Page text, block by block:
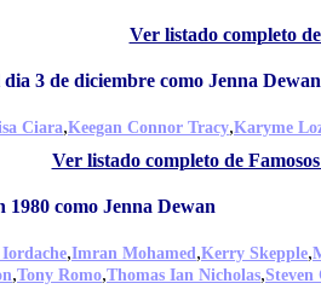
Ver listado completo
3 de diciembre como Jenna Dewan
Ciara,Keegan Connor Tracy,Karyme
Ver listado completo de
1980 como Jenna Dewan
,Imran Mohamed,Kerry Skepple,
,Tony Romo,Thomas Ian Nicholas,Steven